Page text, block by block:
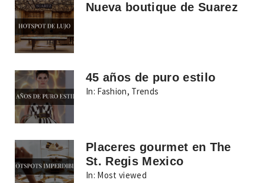
Nueva boutique de Suarez
45 años de puro estilo
In: Fashion, Trends
Placeres gourmet en The
St. Regis Mexico
In: Most viewed